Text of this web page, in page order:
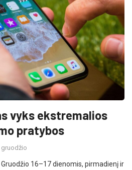
vyks ekstremalios
pratybos
gruodžio
Gruodžio 16–17 dienomis, pirmadienį ir